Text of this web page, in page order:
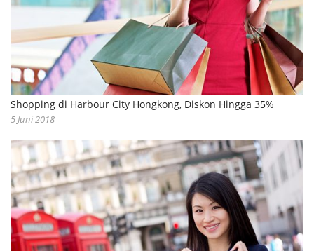
Shopping di Harbour City Hongkong, Diskon Hingga 35%
5 Juni 2018